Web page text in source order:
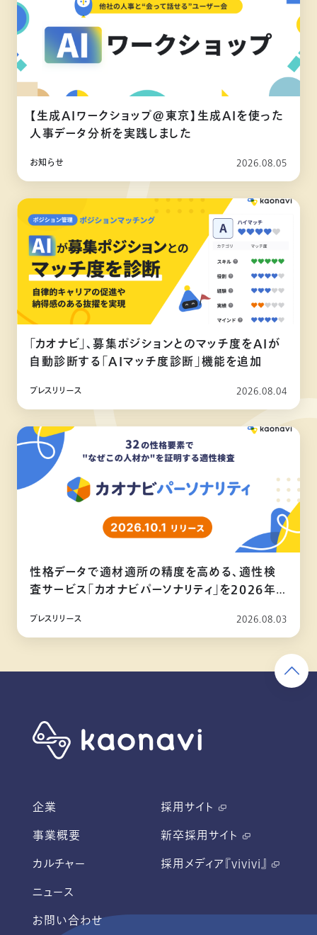
【生成AIワークショップ@東京】生成AIを使った
人事データ分析を実践しました
お知らせ 2026.08.05
「カオナビ」、募集ポジションとのマッチ度をAIが
自動診断する「AIマッチ度診断」機能を追加
プレスリリース 2026.08.04
性格データで適材適所の精度を高める、適性検
査サービス「カオナビパーソナリティ」を2026年
プレスリリース 2026.08.03
企業
事業概要
カルチャー
ニュース
お問い合わせ
採用サイト
新卒採用サイト
採用メディア『vivivi』